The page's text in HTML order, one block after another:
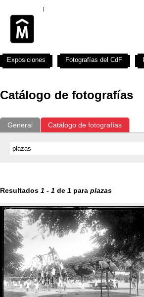
Catálogo de fotografías
General Catálogo de fotografías
Resultados 1 - 1 de 1 para plazas
Exposiciones Fotografías del CdF